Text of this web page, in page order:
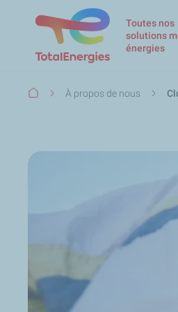
Toutes nos
solutions
énergies
Fil
À propos de nous